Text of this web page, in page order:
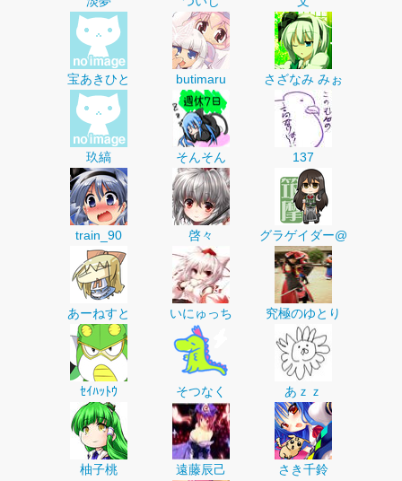
宝あきひと butimaru さざなみ みぉ
玖縞 そんそん 137
train_90 啓々 グラゲイダー@
あーねすと いにゅっち 究極のゆとり
ｾｲﾊｯﾄｳ そつなく あｚｚ
柚子桃 遠藤辰己 さき千鈴